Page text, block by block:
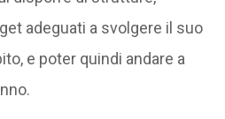
adeguati a svolgere il suo
e poter quindi andare a